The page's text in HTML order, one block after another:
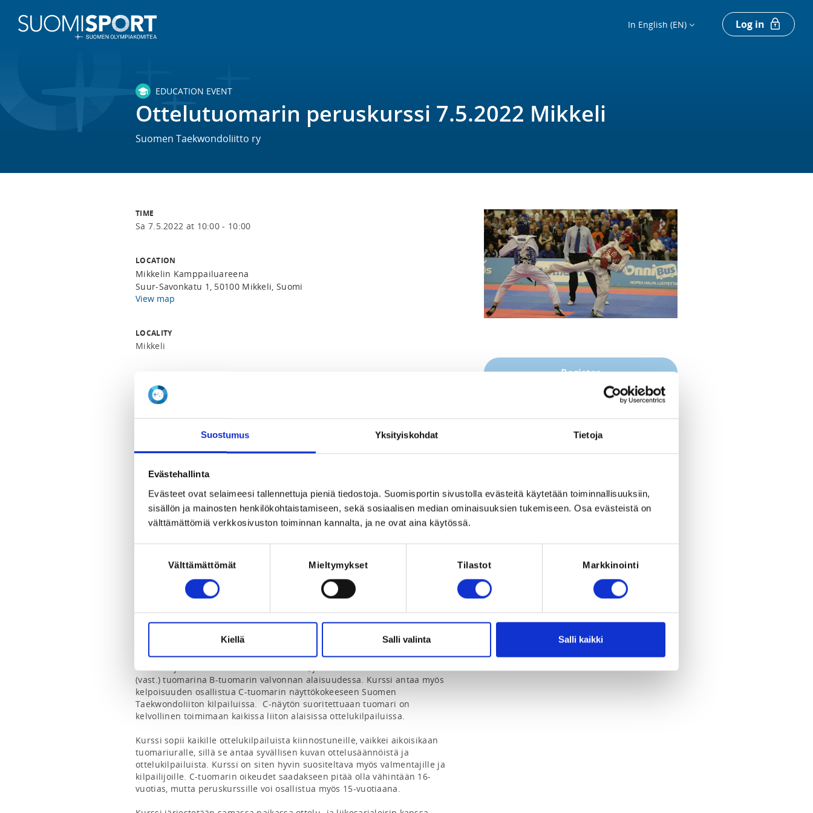
Suostumus Yksityiskohdat Tietoja
Evästehallinta
Evästeet ovat selaimeesi tallennettuja pieniä tiedostoja. Suomisportin sivustolla evästeitä käytetään toiminnallisuuksiin,
sisällön ja mainosten henkilökohtaistamiseen, sekä sosiaalisen median ominaisuuksien tukemiseen. Osa evästeistä on
välttämättömiä verkkosivuston toiminnan kannalta, ja ne ovat aina käytössä.
Välttämättömät Mieltymykset Tilastot Markkinointi
Kiellä Salli valinta Salli kaikki
In English (EN) Log in
EDUCATION EVENT
Ottelutuomarin peruskurssi 7.5.2022 Mikkeli
Suomen Taekwondoliitto ry
TIME
Sa 7.5.2022 at 10:00 - 10:00
LOCATION
Mikkelin Kamppailuareena
Suur-Savonkatu 1, 50100 Mikkeli, Suomi
View map
LOCALITY
Mikkeli
Taekwondo
Fr 15.4.2022 at 16:30 - Th 5.5.2022 at 23:00
PRICE
Ottelutuomarin peruskurssi 50,00 €
ADDITIONAL INFORMATION
kari.sirvio@taekwondo.fi
050 581 0906
INSTRUCTORS
Ottelutuomarin peruskurssi antaa valmiudet toimia keskus- ja
kulmatuomarina ottelukilpailuissa. Kurssin hyväksytystä suorittanut saa
vuoden ajaksi ottelutuomarin D-oikeudet, jotka oikeuttavat salikisoissa
(vast.) tuomarina B-tuomarin valvonnan alaisuudessa. Kurssi antaa myös
kelpoisuuden osallistua C-tuomarin näyttökokeeseen Suomen
Taekwondoliiton kilpailuissa.  C-näytön suoritettuaan tuomari on
kelvollinen toimimaan kaikissa liiton alaisissa ottelukilpailuissa.
Kurssi sopii kaikille ottelukilpailuista kiinnostuneille, vaikkei aikoisikaan
tuomariuralle, sillä se antaa syvällisen kuvan ottelusäännöistä ja
ottelukilpailuista. Kurssi on siten hyvin suositeltava myös valmentajille ja
kilpailijoille. C-tuomarin oikeudet saadakseen pitää olla vähintään 16-
vuotias, mutta peruskurssille voi osallistua myös 15-vuotiaana.
Register
Th 5.5.2022at23:00
REQUIRED FOR THE REGISTRATION